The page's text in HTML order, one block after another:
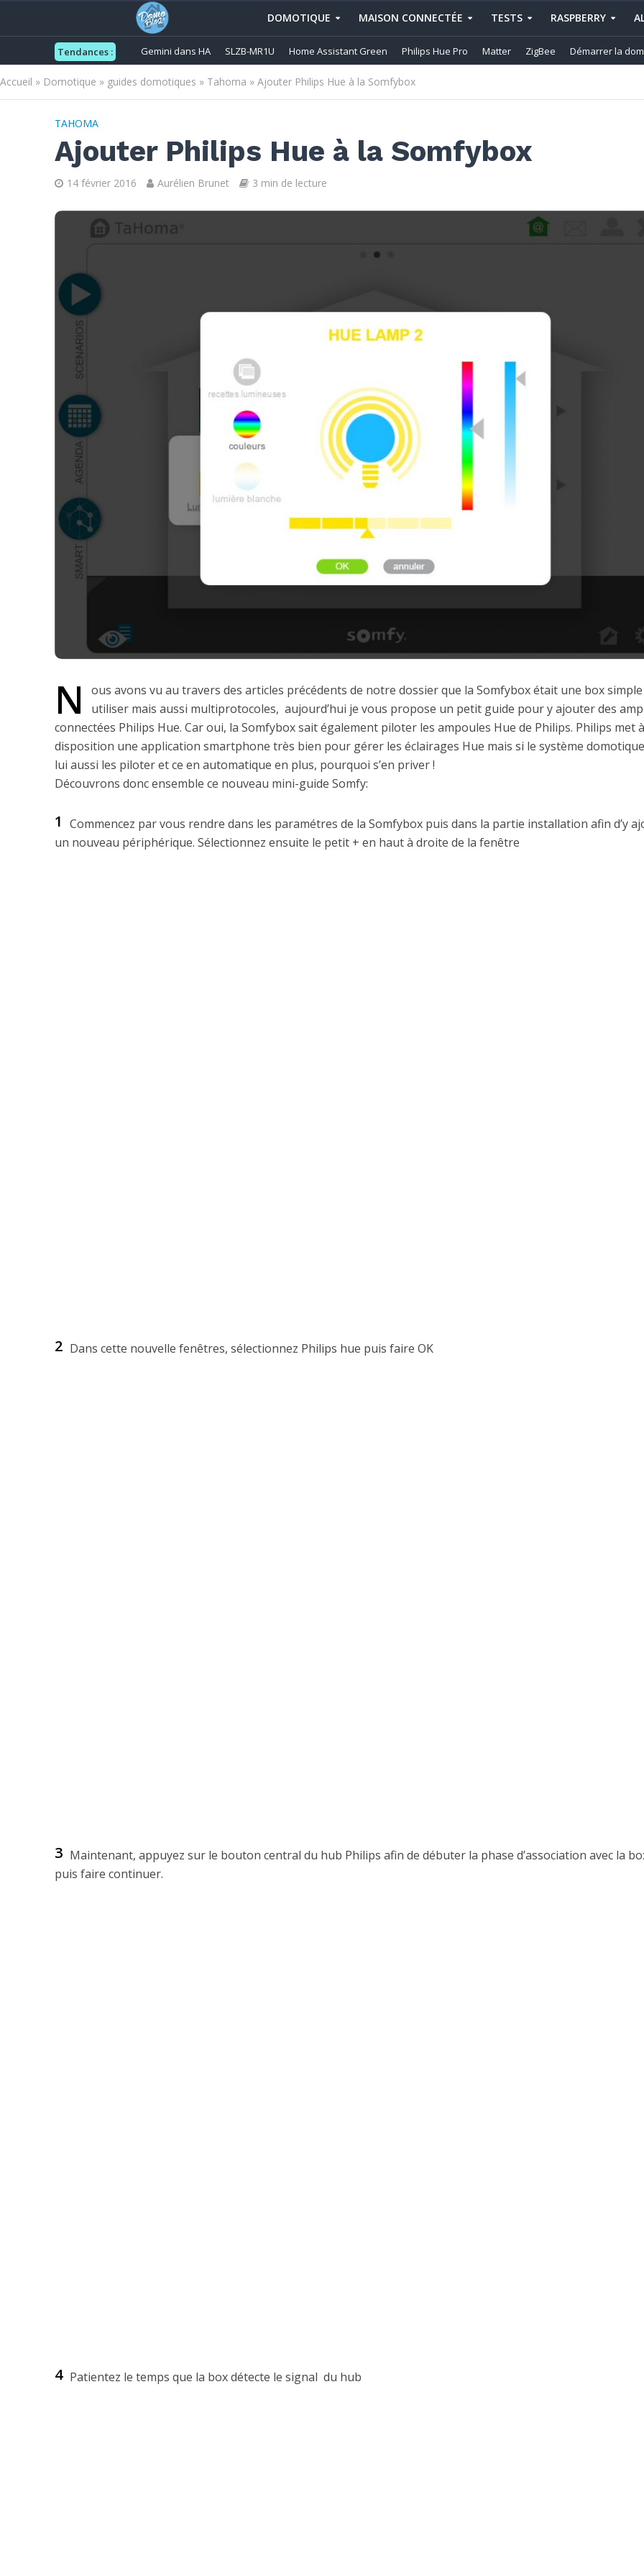
DOMOTIQUE MAISON CONNECTÉE TESTS RASPBERRY
Tendances : Gemini dans HA SLZB-MR1U Home Assistant Green Philips Hue Pro Matter ZigBee Démarrer la
Accueil » Domotique » guides domotiques » Tahoma » Ajouter Philips Hue à la Somfybox
TAHOMA
Ajouter Philips Hue à la Somfybox
14 février 2016 Aurélien Brunet 3 min de lecture
N
ous avons vu au travers des articles précédents de notre dossier que la Somfybox était une box
utiliser mais aussi multiprotocoles, aujourd’hui je vous propose un petit guide pour y ajouter des
connectées Philips Hue. Car oui, la Somfybox sait également piloter les ampoules Hue de Philips. Philips met à
disposition une application smartphone très bien pour gérer les éclairages Hue mais si le système
lui aussi les piloter et ce en automatique en plus, pourquoi s’en priver !
Découvrons donc ensemble ce nouveau mini-guide Somfy:
1 Commencez par vous rendre dans les paramétres de la Somfybox puis dans la partie installation afin d’y
un nouveau périphérique. Sélectionnez ensuite le petit + en haut à droite de la fenêtre
2 Dans cette nouvelle fenêtres, sélectionnez Philips hue puis faire OK
3 Maintenant, appuyez sur le bouton central du hub Philips afin de débuter la phase d’association avec la
puis faire continuer.
4 Patientez le temps que la box détecte le signal du hub